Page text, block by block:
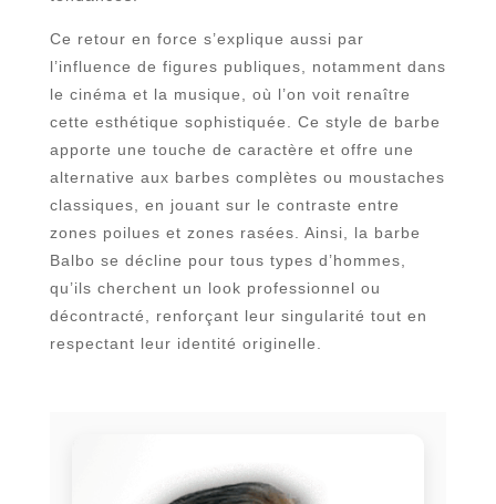
Ce retour en force s’explique aussi par
l’influence de figures publiques, notamment dans
le cinéma et la musique, où l’on voit renaître
cette esthétique sophistiquée. Ce style de barbe
apporte une touche de caractère et offre une
alternative aux barbes complètes ou moustaches
classiques, en jouant sur le contraste entre
zones poilues et zones rasées. Ainsi, la barbe
Balbo se décline pour tous types d’hommes,
qu’ils cherchent un look professionnel ou
décontracté, renforçant leur singularité tout en
respectant leur identité originelle.